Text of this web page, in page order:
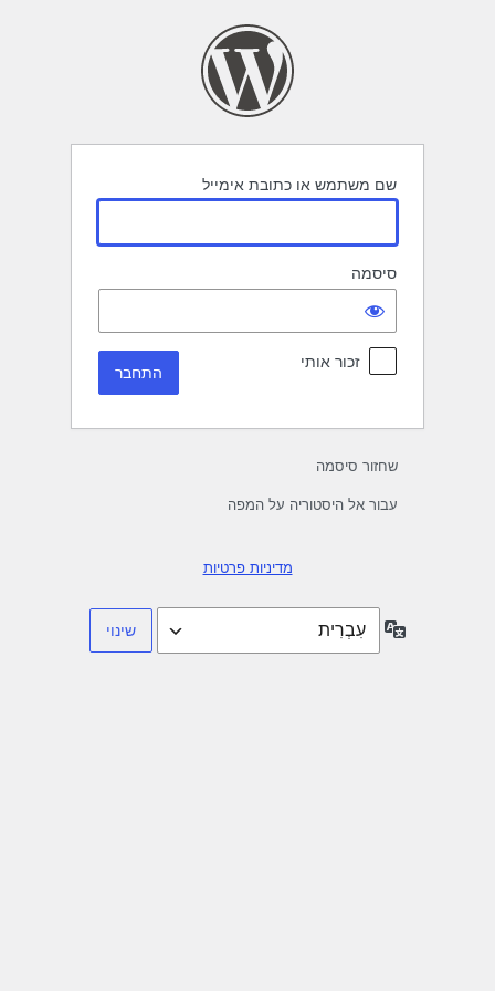
שם משתמש או כתובת אימייל
סיסמה
זכור אותי
שחזור סיסמה
עבור אל היסטוריה על המפה
מדיניות פרטיות
שפה